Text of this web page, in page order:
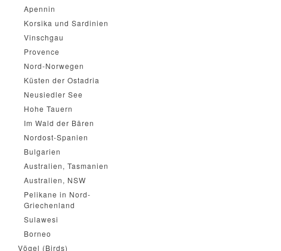
Apennin
Korsika und Sardinien
Vinschgau
Provence
Nord-Norwegen
Küsten der Ostadria
Neusiedler See
Hohe Tauern
Im Wald der Bären
Nordost-Spanien
Bulgarien
Australien, Tasmanien
Australien, NSW
Pelikane in Nord-
Griechenland
Sulawesi
Borneo
Vögel (Birds)